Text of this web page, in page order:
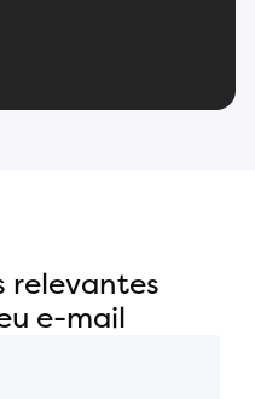
relevantes
e-mail